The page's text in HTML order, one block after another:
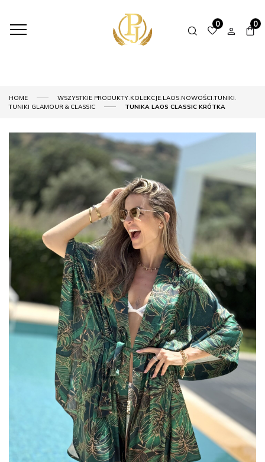
0 0
HOME WSZYSTKIE PRODUKTY,KOLEKCJE,LAOS,NOWOŚCI,TUNIKI,
TUNIKI GLAMOUR & CLASSIC
TUNIKA LAOS CLASSIC KRÓTKA